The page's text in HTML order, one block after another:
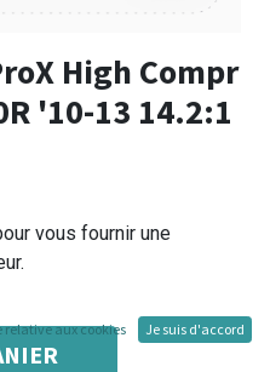
High Compr
'10-13 14.2:1
vous fournir une
relative aux cookies Je suis d'accord